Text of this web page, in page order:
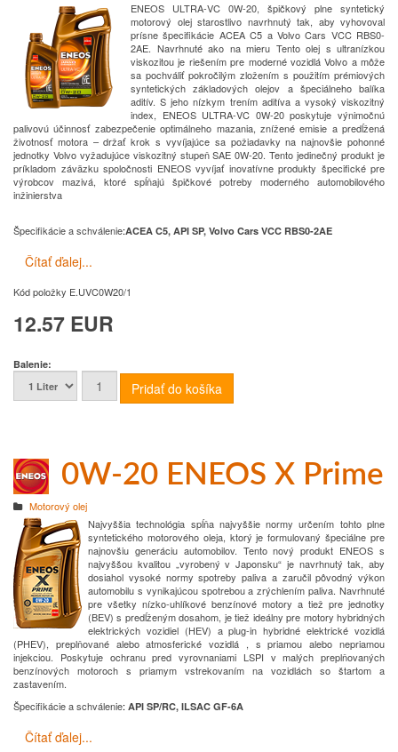
ENEOS ULTRA-VC 0W-20, špičkový plne syntetický
motorový olej starostlivo navrhnutý tak, aby vyhovoval
prísne špecifikácie ACEA C5 a Volvo Cars VCC RBS0-
2AE. Navrhnuté ako na mieru Tento olej s ultranízkou
viskozitou je riešením pre moderné vozidlá Volvo a môže
sa pochváliť pokročilým zložením s použitím prémiových
syntetických základových olejov a špeciálneho balíka
aditív. S jeho nízkym trením aditíva a vysoký viskozitný
index, ENEOS ULTRA-VC 0W-20 poskytuje výnimočnú
palivovú účinnosť zabezpečenie optimálneho mazania, znížené emisie a predĺžená
životnosť motora – držať krok s vyvíjajúce sa požiadavky na najnovšie pohonné
jednotky Volvo vyžadujúce viskozitný stupeň SAE 0W-20. Tento jedinečný produkt je
príkladom záväzku spoločnosti ENEOS vyvíjať inovatívne produkty špecifické pre
výrobcov mazivá, ktoré spĺňajú špičkové potreby moderného automobilového
inžinierstva
Špecifikácie a schválenie:ACEA C5, API SP, Volvo Cars VCC RBS0-2AE
Čítať ďalej...
Kód položky E.UVC0W20/1
12.57 EUR
Balenie:
0W-20 ENEOS X Prime
Motorový olej
Najvyššia technológia spĺňa najvyššie normy určením tohto plne
syntetického motorového oleja, ktorý je formulovaný špeciálne pre
najnovšiu generáciu automobilov. Tento nový produkt ENEOS s
najvyššou kvalitou „vyrobený v Japonsku“ je navrhnutý tak, aby
dosiahol vysoké normy spotreby paliva a zaručil pôvodný výkon
automobilu s vynikajúcou spotrebou a zrýchlením paliva. Navrhnuté
pre všetky nízko-uhlíkové benzínové motory a tiež pre jednotky
(BEV) s predĺženým dosahom, je tiež ideálny pre motory hybridných
elektrických vozidiel (HEV) a plug-in hybridné elektrické vozidlá
(PHEV), preplňované alebo atmosferické vozidlá , s priamou alebo nepriamou
injekciou.
Poskytuje ochranu pred vyrovnaniami LSPI v malých preplňovaných
benzínových motoroch s priamym vstrekovaním na vozidlách so štartom a
zastavením.
Špecifikácie a schválenie: API SP/RC, ILSAC GF-6A
Čítať ďalej...